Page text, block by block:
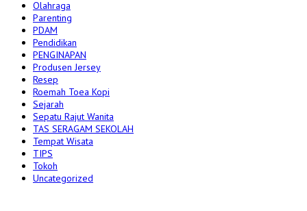
Olahraga
Parenting
PDAM
Pendidikan
PENGINAPAN
Produsen Jersey
Resep
Roemah Toea Kopi
Sejarah
Sepatu Rajut Wanita
TAS SERAGAM SEKOLAH
Tempat Wisata
TIPS
Tokoh
Uncategorized